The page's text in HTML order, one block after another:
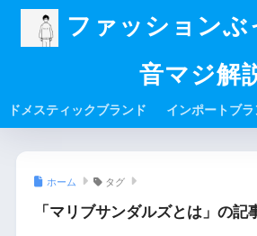
ファッション
音マジ解
ドメスティックブランド インポートブラ
ホーム タグ
「マリブサンダルズとは」の記